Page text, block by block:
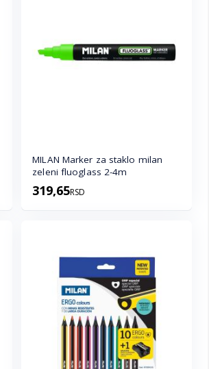
MILAN Marker za staklo milan
zeleni fluoglass 2-4m
319,65RSD